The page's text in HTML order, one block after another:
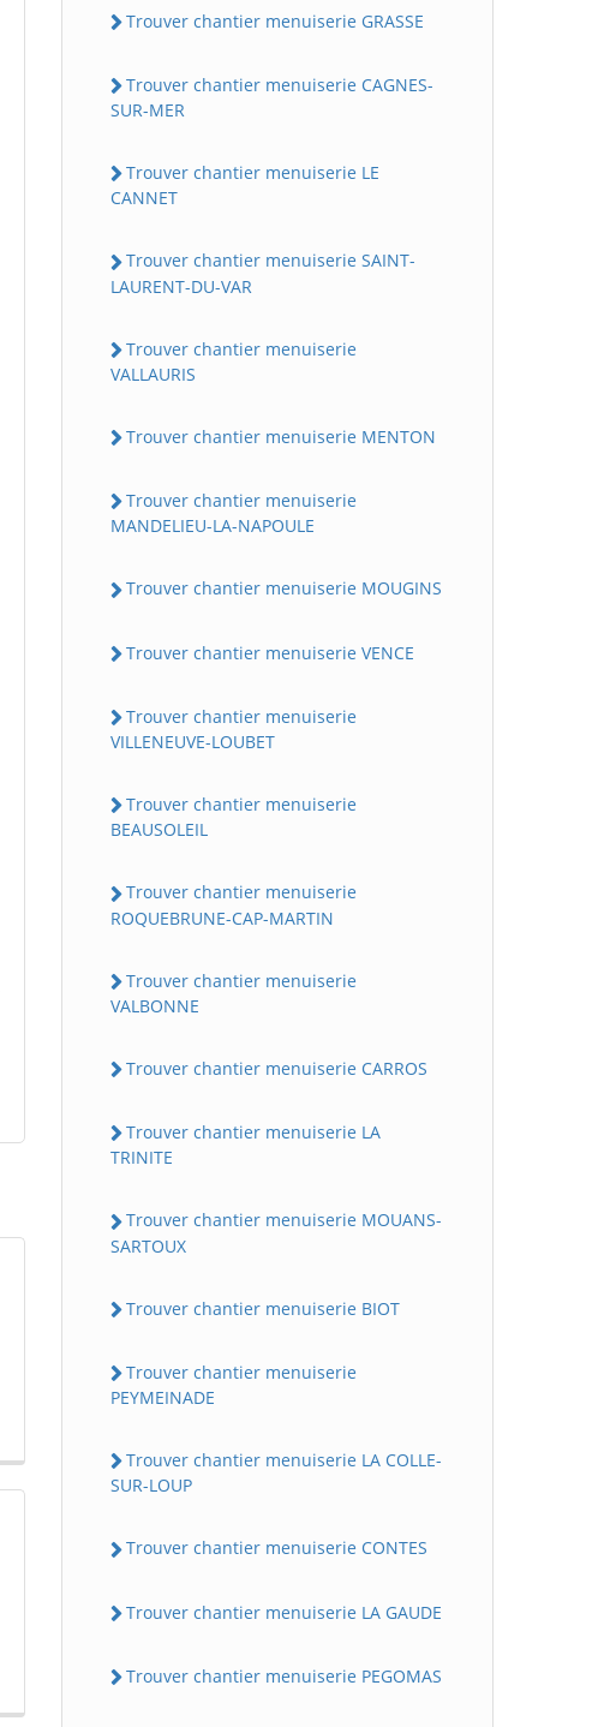
Trouver chantier menuiserie GRASSE
Trouver chantier menuiserie CAGNES-
SUR-MER
Trouver chantier menuiserie LE
CANNET
Trouver chantier menuiserie SAINT-
LAURENT-DU-VAR
Trouver chantier menuiserie
VALLAURIS
Trouver chantier menuiserie MENTON
Trouver chantier menuiserie
MANDELIEU-LA-NAPOULE
Trouver chantier menuiserie MOUGINS
Trouver chantier menuiserie VENCE
Trouver chantier menuiserie
VILLENEUVE-LOUBET
Trouver chantier menuiserie
BEAUSOLEIL
Trouver chantier menuiserie
ROQUEBRUNE-CAP-MARTIN
Trouver chantier menuiserie
VALBONNE
Trouver chantier menuiserie CARROS
Trouver chantier menuiserie LA
TRINITE
Trouver chantier menuiserie MOUANS-
SARTOUX
Trouver chantier menuiserie BIOT
Trouver chantier menuiserie
PEYMEINADE
Trouver chantier menuiserie LA COLLE-
SUR-LOUP
Trouver chantier menuiserie CONTES
Trouver chantier menuiserie LA GAUDE
Trouver chantier menuiserie PEGOMAS